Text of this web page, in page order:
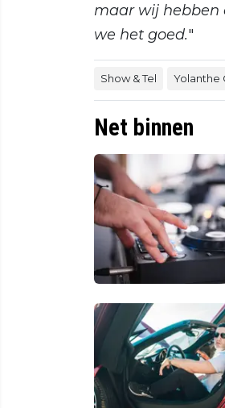
maar wij hebben
we het goed."
Show & Tel Yolanthe
Net binnen